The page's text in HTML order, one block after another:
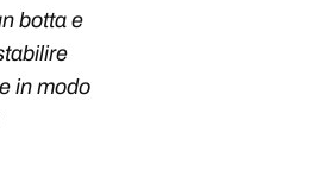
botta e
in modo